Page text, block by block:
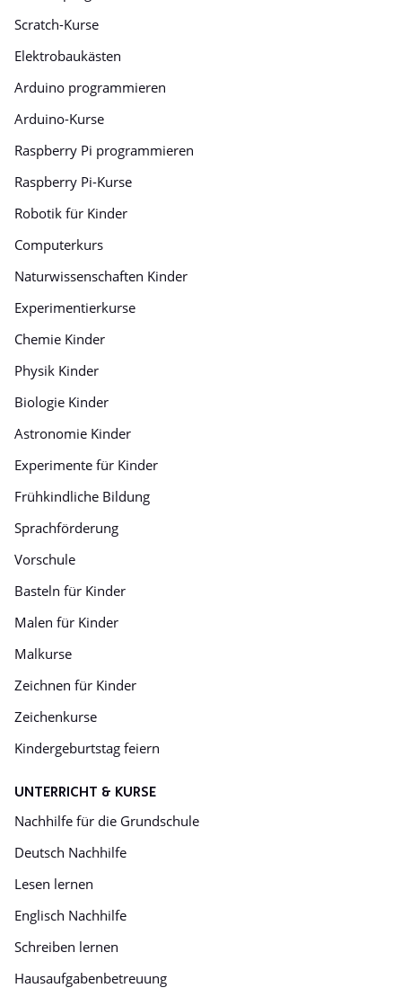
Scratch-Kurse
Elektrobaukästen
Arduino programmieren
Arduino-Kurse
Raspberry Pi programmieren
Raspberry Pi-Kurse
Robotik für Kinder
Computerkurs
Naturwissenschaften Kinder
Experimentierkurse
Chemie Kinder
Physik Kinder
Biologie Kinder
Astronomie Kinder
Experimente für Kinder
Frühkindliche Bildung
Sprachförderung
Vorschule
Basteln für Kinder
Malen für Kinder
Malkurse
Zeichnen für Kinder
Zeichenkurse
Kindergeburtstag feiern
UNTERRICHT & KURSE
Nachhilfe für die Grundschule
Deutsch Nachhilfe
Lesen lernen
Englisch Nachhilfe
Schreiben lernen
Hausaufgabenbetreuung